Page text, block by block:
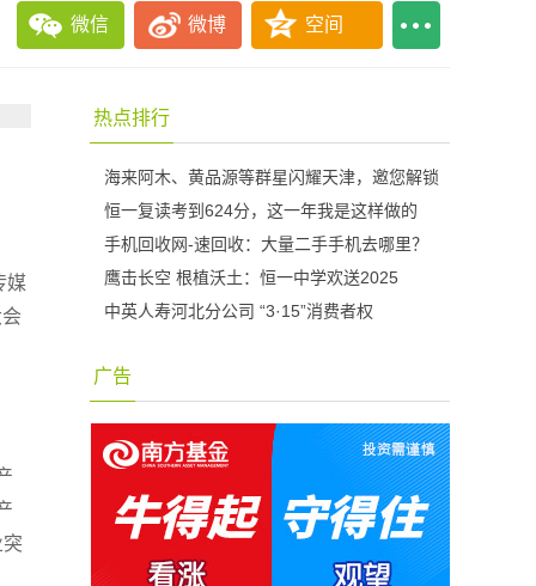
微信 微博 空间
媒
热点排行
海来阿木、黄品源等群星闪耀天津，邀您解锁
恒一复读考到624分，这一年我是这样做的
手机回收网-速回收：大量二手手机去哪里？
鹰击长空 根植沃土：恒一中学欢送2025
中英人寿河北分公司 “3·15”消费者权
广告